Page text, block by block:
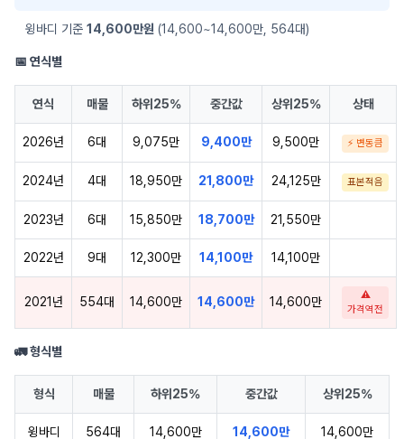
윙바디 기준 14,600만원 (14,600~14,600만, 564대)
📅 연식별
연식 매물 하위25% 중간값 상위25% 상태
2026년 6대 9,075만 9,400만 9,500만 ⚡ 변동큼
2024년 4대 18,950만 21,800만 24,125만 표본적음
2023년 6대 15,850만 18,700만 21,550만
2022년 9대 12,300만 14,100만 14,100만
2021년 554대 14,600만 14,600만 14,600만
⚠
가격역전
🚛 형식별
형식 매물 하위25% 중간값 상위25%
윙바디 564대 14,600만 14,600만 14,600만